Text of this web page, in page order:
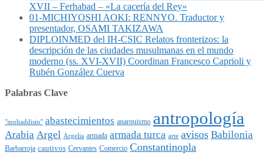
XVII – Ferhabad – «La cacería del Rey»
01-MICHIYOSHI AOKI: RENNYO. Traductor y
presentador, OSAMI TAKIZAWA
DIPLOINMED del IH-CSIC Relatos fronterizos: la
descripción de las ciudades musulmanas en el mundo
moderno (ss. XVI-XVII) Coordinan Francesco Caprioli y
Rubén González Cuerva
Palabras Clave
"mohaddisin" abastecimientos anarquismo antropología
Arabia Argel Argelia armada armada turca arte avisos Babilonia
Barbarroja cautivos Cervantes Comercio Constantinopla